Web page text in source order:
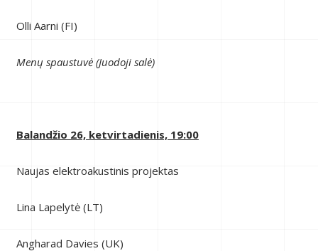
Olli Aarni (FI)
Menų spaustuvė (Juodoji salė)
Balandžio 26, ketvirtadienis, 19:00
Naujas elektroakustinis projektas
Lina Lapelytė (LT)
Angharad Davies (UK)